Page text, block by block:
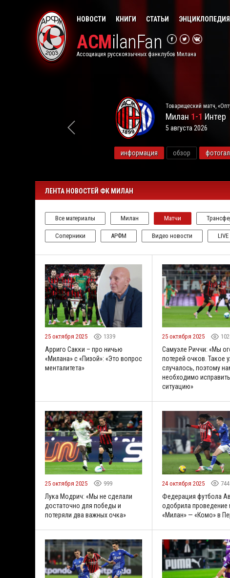
НОВОСТИ КНИГИ СТАТЬИ ЭНЦИКЛОПЕДИЯ
ACMilanFan
Ассоциация русскоязычных фанклубов Милана
Товарищеский матч,
Милан 1-1 Интер
5 августа 2026
информация обзор
ЛЕНТА НОВОСТЕЙ ФК МИЛАН
Все материалы Милан Матчи
Соперники АРФМ Видео новости LIVE
25 октября 2025 1339
Арриго Сакки – про ничью
«Милана» с «Пизой»: «Это вопрос
менталитета»
25 октября 2025
Самуэле Риччи: «Мы
потерей очков. Такое
случалось, поэтому
необходимо исправить
ситуацию»
25 октября 2025 999
Лука Модрич: «Мы не сделали
достаточно для победы и
потеряли два важных очка»
24 октября 2025 744
Федерация футбола
одобрила проведение
«Милан» — «Комо» в